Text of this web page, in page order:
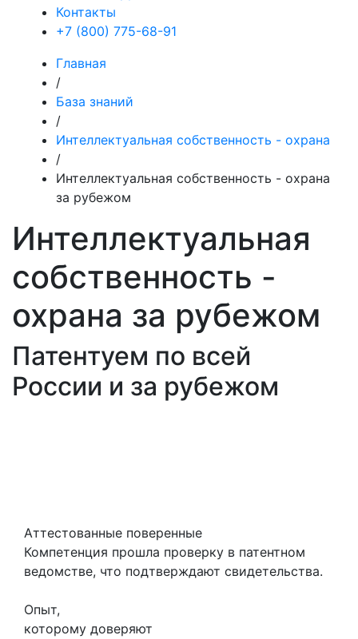
Контакты
+7 (800) 775-68-91
Главная
/
База знаний
/
Интеллектуальная собственность - охрана
/
Интеллектуальная собственность - охрана
за рубежом
Интеллектуальная
собственность -
охрана за рубежом
Патентуем по всей
России и за рубежом
Аттестованные поверенные
Компетенция прошла проверку в патентном
ведомстве, что подтверждают свидетельства.
Опыт,
которому доверяют